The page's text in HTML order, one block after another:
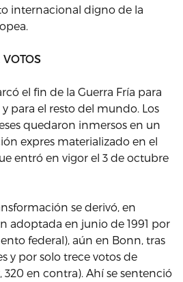
internacional digno de la
el fin de la Guerra Fría para
para el resto del mundo. Los
quedaron inmersos en un
expres materializado en el
entró en vigor el 3 de octubre
se derivó, en
adoptada en junio de 1991 por
federal), aún en Bonn, tras
y por solo trece votos de
320 en contra). Ahí se sentenció